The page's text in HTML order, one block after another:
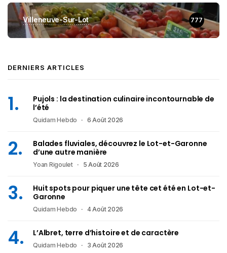
Villeneuve-Sur-Lot 777
DERNIERS ARTICLES
Pujols : la destination culinaire incontournable de
l’été
Quidam Hebdo 6 Août 2026
Balades fluviales, découvrez le Lot-et-Garonne
d’une autre manière
Yoan Rigoulet 5 Août 2026
Huit spots pour piquer une tête cet été en Lot-et-
Garonne
Quidam Hebdo 4 Août 2026
L’Albret, terre d’histoire et de caractère
Quidam Hebdo 3 Août 2026